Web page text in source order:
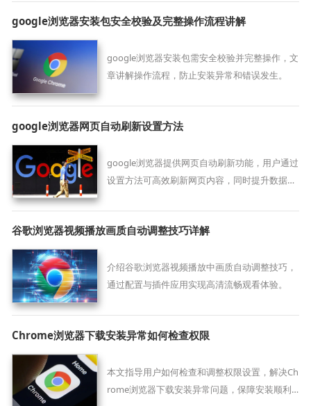
google浏览器安装包安全校验及完整操作流程讲解
google浏览器安装包需安全校验并完整操作，文
章讲解操作流程，防止安装异常和错误发生。
google浏览器网页自动刷新设置方法
google浏览器提供网页自动刷新功能，用户通过
设置方法可高效刷新网页内容，同时提升数据更
谷歌浏览器视频播放画质自动调整技巧详解
介绍谷歌浏览器视频播放中画质自动调整技巧，
通过配置与插件应用实现高清流畅观看体验。
Chrome浏览器下载安装异常如何检查权限
本文指导用户如何检查和调整权限设置，解决Ch
rome浏览器下载安装异常问题，保障安装顺利